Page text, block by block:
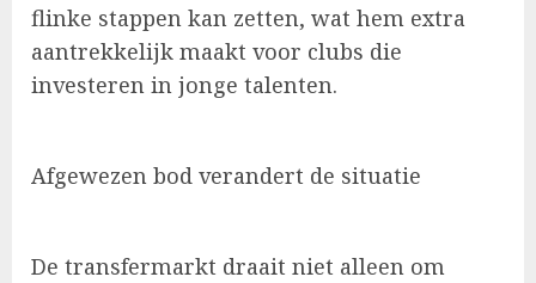
flinke stappen kan zetten, wat hem extra
aantrekkelijk maakt voor clubs die
investeren in jonge talenten.
Afgewezen bod verandert de situatie
De transfermarkt draait niet alleen om